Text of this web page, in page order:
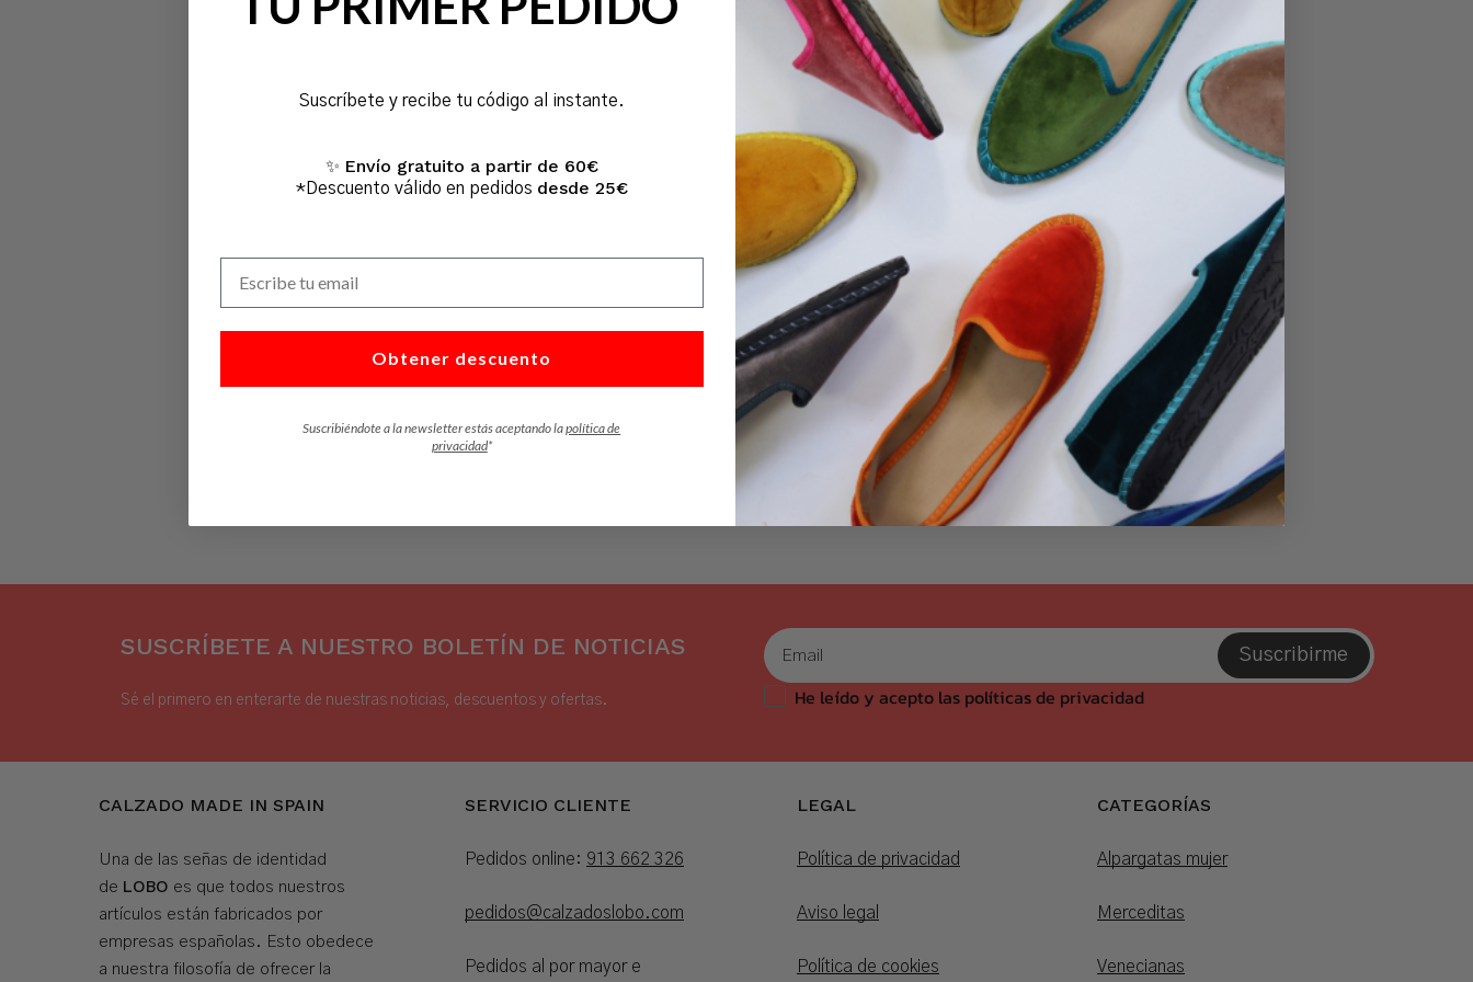
No hay productos en el carrito.
Enviar
SUSCRÍBETE A NUESTRO BOLETÍN DE NOTICIAS
Sé el primero en enterarte de nuestras noticias, descuentos y ofertas.
Suscribirme
He leído y acepto las políticas de privacidad
CALZADO MADE IN SPAIN
Una de las señas de identidad
de LOBO es que todos nuestros
artículos están fabricados por
empresas españolas. Esto obedece
a nuestra filosofía de ofrecer la
SERVICIO CLIENTE
Pedidos online: 913 662 326
pedidos@calzadoslobo.com
Pedidos al por mayor e
LEGAL
Política de privacidad
Aviso legal
Política de cookies
CATEGORÍAS
Alpargatas mujer
Merceditas
Venecianas
Suscríbete y recibe tu código al instante.
✨ Envío gratuito a partir de 60€
*Descuento válido en pedidos desde 25€
Obtener descuento
Suscribiéndote a la newsletter estás aceptando lapolítica de
privacidad*